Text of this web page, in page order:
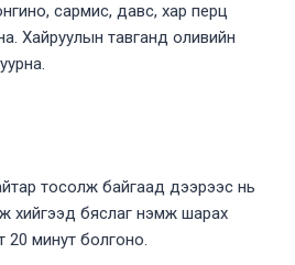
сармис, давс, хар перц
Хайруулын тавганд оливийн
тосолж байгаад дээрээс нь
хийгээд бяслаг нэмж шарах
20 минут болгоно.